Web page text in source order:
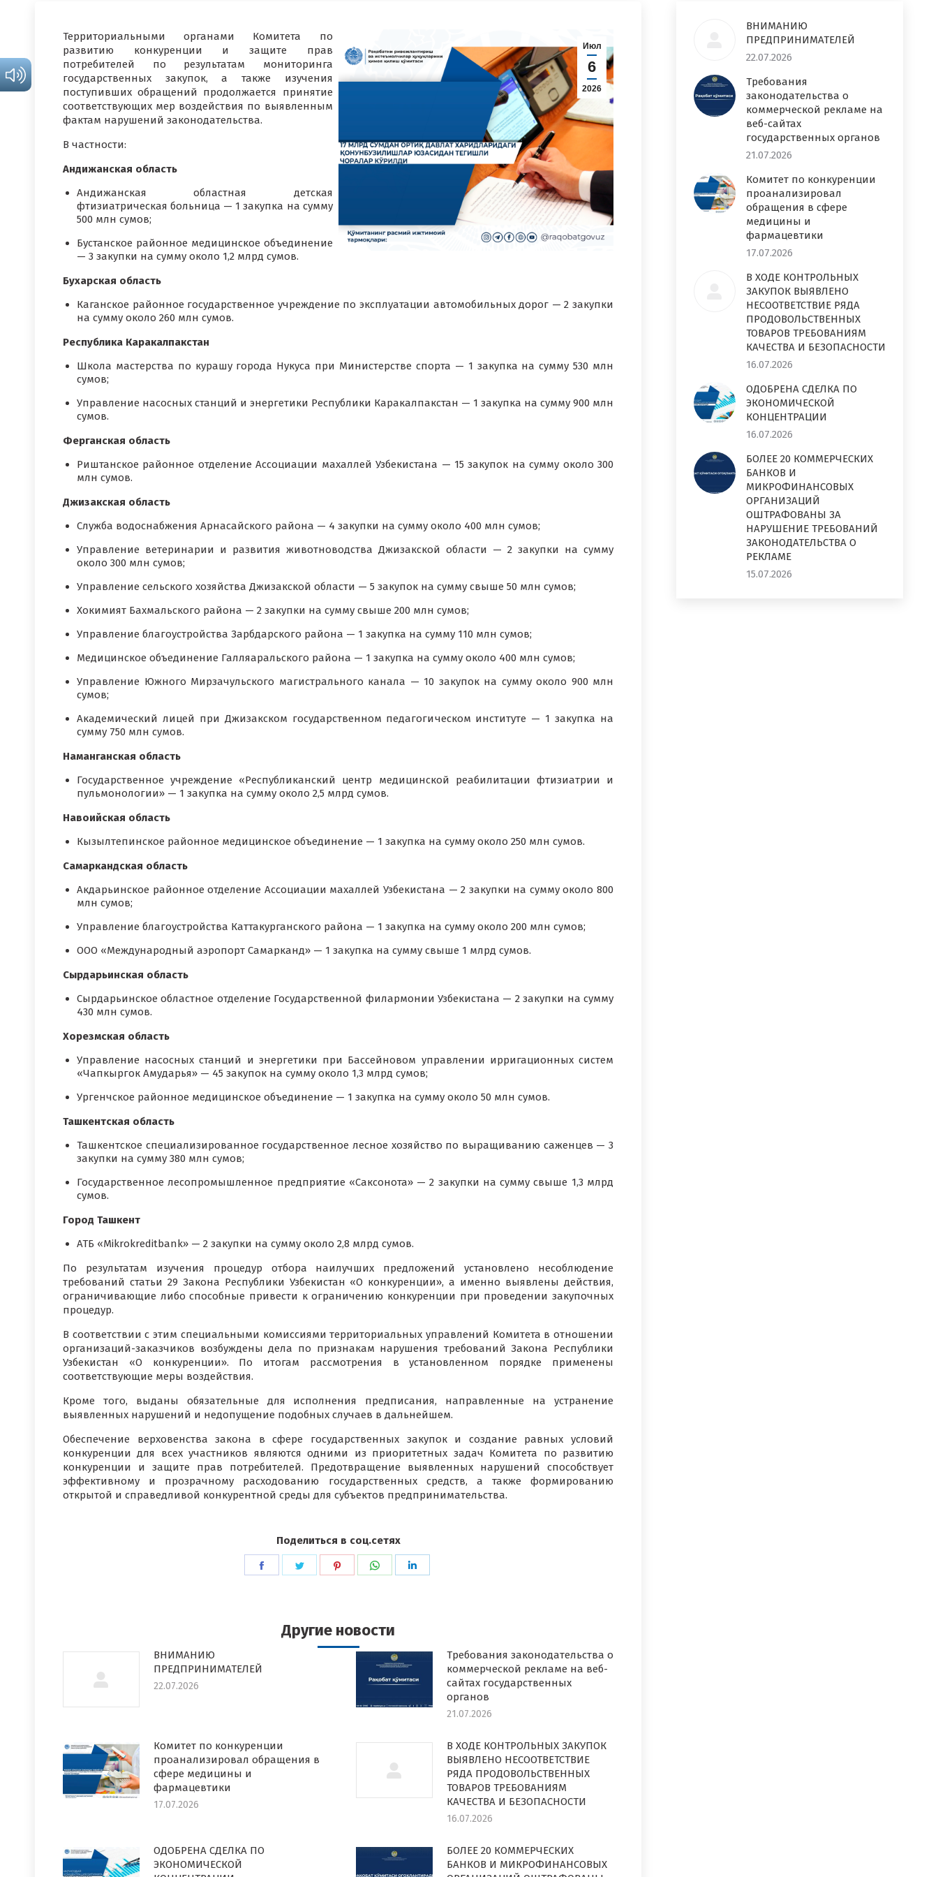
Июл
6
2026
Территориальными органами Комитета по
развитию конкуренции и защите прав
потребителей по результатам мониторинга
государственных закупок, а также изучения
поступивших обращений продолжается принятие
соответствующих мер воздействия по выявленным
фактам нарушений законодательства.
В частности:
Андижанская область
Андижанская областная детская
фтизиатрическая больница — 1 закупка на сумму
500 млн сумов;
Бустанское районное медицинское объединение
— 3 закупки на сумму около 1,2 млрд сумов.
Бухарская область
Каганское районное государственное учреждение по эксплуатации автомобильных дорог — 2 закупки
на сумму около 260 млн сумов.
Республика Каракалпакстан
Школа мастерства по курашу города Нукуса при Министерстве спорта — 1 закупка на сумму 530 млн
сумов;
Управление насосных станций и энергетики Республики Каракалпакстан — 1 закупка на сумму 900 млн
сумов.
Ферганская область
Риштанское районное отделение Ассоциации махаллей Узбекистана — 15 закупок на сумму около 300
млн сумов.
Джизакская область
Служба водоснабжения Арнасайского района — 4 закупки на сумму около 400 млн сумов;
Управление ветеринарии и развития животноводства Джизакской области — 2 закупки на сумму
около 300 млн сумов;
Управление сельского хозяйства Джизакской области — 5 закупок на сумму свыше 50 млн сумов;
Хокимият Бахмальского района — 2 закупки на сумму свыше 200 млн сумов;
Управление благоустройства Зарбдарского района — 1 закупка на сумму 110 млн сумов;
Медицинское объединение Галляаральского района — 1 закупка на сумму около 400 млн сумов;
Управление Южного Мирзачульского магистрального канала — 10 закупок на сумму около 900 млн
сумов;
Академический лицей при Джизакском государственном педагогическом институте — 1 закупка на
сумму 750 млн сумов.
Наманганская область
Государственное учреждение «Республиканский центр медицинской реабилитации фтизиатрии и
пульмонологии» — 1 закупка на сумму около 2,5 млрд сумов.
Навоийская область
Кызылтепинское районное медицинское объединение — 1 закупка на сумму около 250 млн сумов.
Самаркандская область
Акдарьинское районное отделение Ассоциации махаллей Узбекистана — 2 закупки на сумму около 800
млн сумов;
Управление благоустройства Каттакурганского района — 1 закупка на сумму около 200 млн сумов;
ООО «Международный аэропорт Самарканд» — 1 закупка на сумму свыше 1 млрд сумов.
Сырдарьинская область
Сырдарьинское областное отделение Государственной филармонии Узбекистана — 2 закупки на сумму
430 млн сумов.
Хорезмская область
Управление насосных станций и энергетики при Бассейновом управлении ирригационных систем
«Чапкыргок Амударья» — 45 закупок на сумму около 1,3 млрд сумов;
Ургенчское районное медицинское объединение — 1 закупка на сумму около 50 млн сумов.
Ташкентская область
Ташкентское специализированное государственное лесное хозяйство по выращиванию саженцев — 3
закупки на сумму 380 млн сумов;
Государственное лесопромышленное предприятие «Саксонота» — 2 закупки на сумму свыше 1,3 млрд
сумов.
Город Ташкент
АТБ «Mikrokreditbank» — 2 закупки на сумму около 2,8 млрд сумов.
По результатам изучения процедур отбора наилучших предложений установлено несоблюдение
требований статьи 29 Закона Республики Узбекистан «О конкуренции», а именно выявлены действия,
ограничивающие либо способные привести к ограничению конкуренции при проведении закупочных
процедур.
В соответствии с этим специальными комиссиями территориальных управлений Комитета в отношении
организаций-заказчиков возбуждены дела по признакам нарушения требований Закона Республики
Узбекистан «О конкуренции». По итогам рассмотрения в установленном порядке применены
соответствующие меры воздействия.
Кроме того, выданы обязательные для исполнения предписания, направленные на устранение
выявленных нарушений и недопущение подобных случаев в дальнейшем.
Обеспечение верховенства закона в сфере государственных закупок и создание равных условий
конкуренции для всех участников являются одними из приоритетных задач Комитета по развитию
конкуренции и защите прав потребителей. Предотвращение выявленных нарушений способствует
эффективному и прозрачному расходованию государственных средств, а также формированию
открытой и справедливой конкурентной среды для субъектов предпринимательства.
Поделиться в соц.сетях
ПоделитьсяПоделитьсяПоделитьсяПоделиться
Другие новости
ВНИМАНИЮ
ПРЕДПРИНИМАТЕЛЕЙ
22.07.2026
Требования законодательства о
коммерческой рекламе на веб-
сайтах государственных
органов
21.07.2026
Комитет по конкуренции
проанализировал обращения в
сфере медицины и
фармацевтики
17.07.2026
В ХОДЕ КОНТРОЛЬНЫХ ЗАКУПОК
ВЫЯВЛЕНО НЕСООТВЕТСТВИЕ
РЯДА ПРОДОВОЛЬСТВЕННЫХ
ТОВАРОВ ТРЕБОВАНИЯМ
КАЧЕСТВА И БЕЗОПАСНОСТИ
16.07.2026
ОДОБРЕНА СДЕЛКА ПО
ЭКОНОМИЧЕСКОЙ
БОЛЕЕ 20 КОММЕРЧЕСКИХ
БАНКОВ И МИКРОФИНАНСОВЫХ
ВНИМАНИЮ
ПРЕДПРИНИМАТЕЛЕЙ
22.07.2026
Требования
законодательства о
коммерческой рекламе на
веб-сайтах
государственных органов
21.07.2026
Комитет по конкуренции
проанализировал
обращения в сфере
медицины и
фармацевтики
17.07.2026
В ХОДЕ КОНТРОЛЬНЫХ
ЗАКУПОК ВЫЯВЛЕНО
НЕСООТВЕТСТВИЕ РЯДА
ПРОДОВОЛЬСТВЕННЫХ
ТОВАРОВ ТРЕБОВАНИЯМ
КАЧЕСТВА И БЕЗОПАСНОСТИ
16.07.2026
ОДОБРЕНА СДЕЛКА ПО
ЭКОНОМИЧЕСКОЙ
КОНЦЕНТРАЦИИ
16.07.2026
БОЛЕЕ 20 КОММЕРЧЕСКИХ
БАНКОВ И
МИКРОФИНАНСОВЫХ
ОРГАНИЗАЦИЙ
ОШТРАФОВАНЫ ЗА
НАРУШЕНИЕ ТРЕБОВАНИЙ
ЗАКОНОДАТЕЛЬСТВА О
РЕКЛАМЕ
15.07.2026